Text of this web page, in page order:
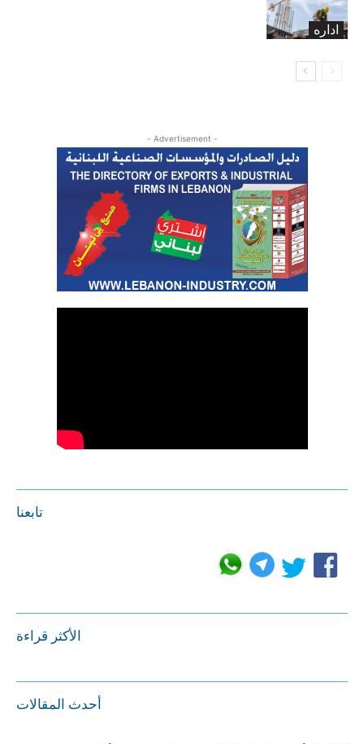
اداره
أشهر
- Advertisement -
تابعنا
الأكثر قراءة
أحدث المقالات